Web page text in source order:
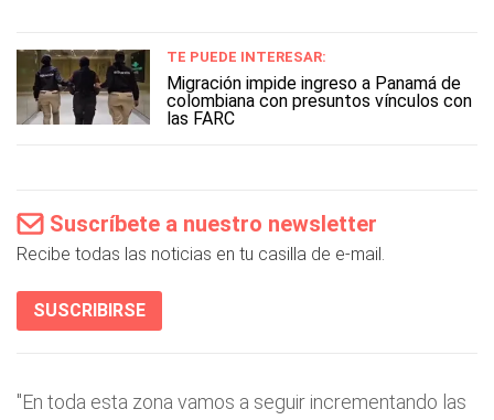
TE PUEDE INTERESAR:
Migración impide ingreso a Panamá de
colombiana con presuntos vínculos con
las FARC
Suscríbete a nuestro newsletter
Recibe todas las noticias en tu casilla de e-mail.
SUSCRIBIRSE
"En toda esta zona vamos a seguir incrementando las